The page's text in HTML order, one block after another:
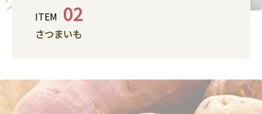
ITEM 02
さつまいも